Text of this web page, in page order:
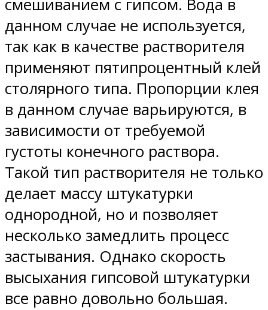
смешиванием с гипсом. Вода в
данном случае не используется,
так как в качестве растворителя
применяют пятипроцентный клей
столярного типа. Пропорции клея
в данном случае варьируются, в
зависимости от требуемой
густоты конечного раствора.
Такой тип растворителя не только
делает массу штукатурки
однородной, но и позволяет
несколько замедлить процесс
застывания. Однако скорость
высыхания гипсовой штукатурки
все равно довольно большая.